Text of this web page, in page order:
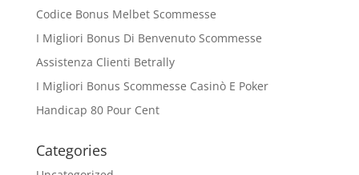
Codice Bonus Melbet Scommesse
I Migliori Bonus Di Benvenuto Scommesse
Assistenza Clienti Betrally
I Migliori Bonus Scommesse Casinò E Poker
Handicap 80 Pour Cent
Categories